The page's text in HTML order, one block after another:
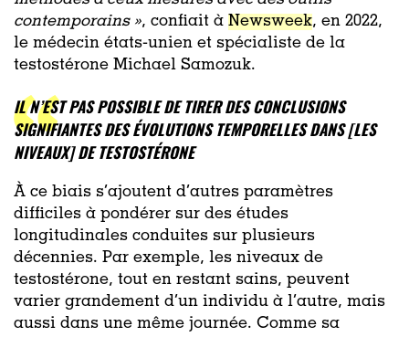
contemporains », confiait à Newsweek, en 2022,
le médecin états-unien et spécialiste de la
testostérone Michael Samozuk.
IL N’EST PAS POSSIBLE DE TIRER DES CONCLUSIONS
SIGNIFIANTES DES ÉVOLUTIONS TEMPORELLES DANS [LES
NIVEAUX] DE TESTOSTÉRONE
À ce biais s’ajoutent d’autres paramètres
difficiles à pondérer sur des études
longitudinales conduites sur plusieurs
décennies. Par exemple, les niveaux de
testostérone, tout en restant sains, peuvent
varier grandement d’un individu à l’autre, mais
aussi dans une même journée. Comme sa